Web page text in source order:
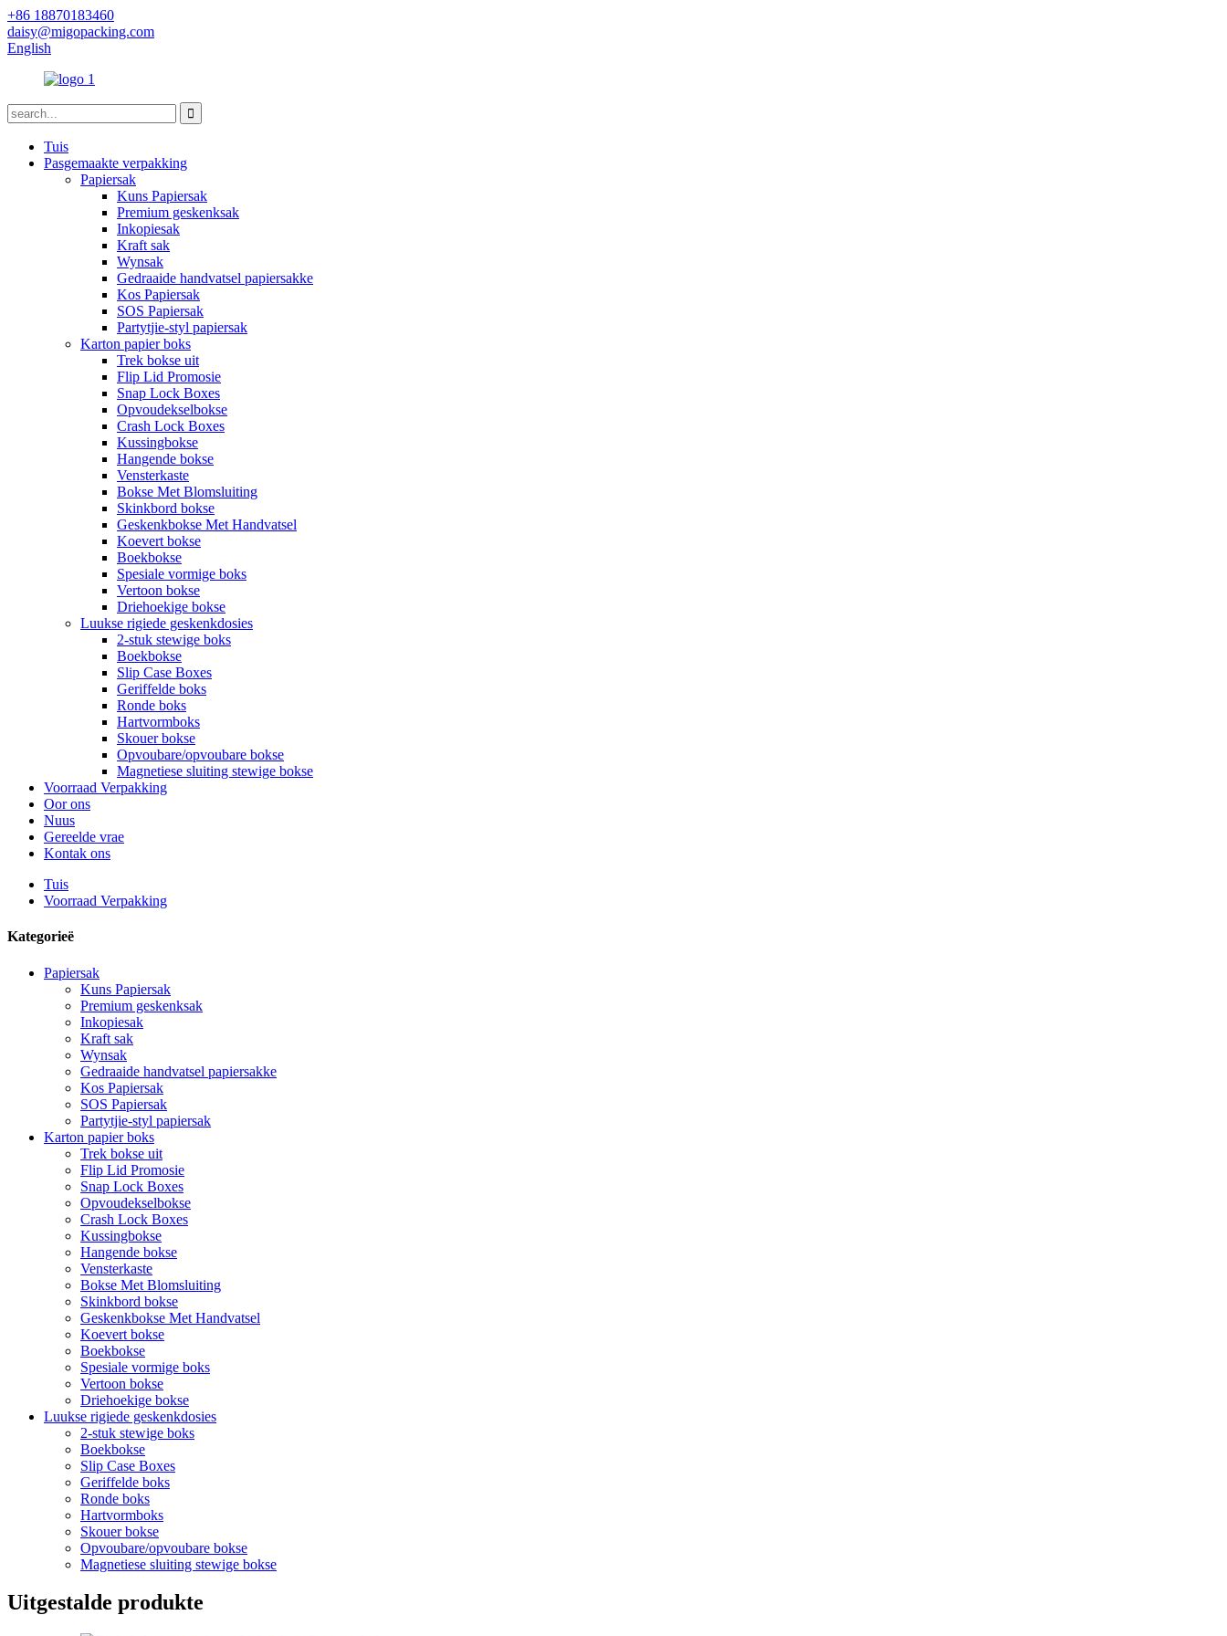
+86 18870183460
daisy@migopacking.com
English
Tuis
Pasgemaakte verpakking
Papiersak
Kuns Papiersak
Premium geskenksak
Inkopiesak
Kraft sak
Wynsak
Gedraaide handvatsel papiersakke
Kos Papiersak
SOS Papiersak
Partytjie-styl papiersak
Karton papier boks
Trek bokse uit
Flip Lid Promosie
Snap Lock Boxes
Opvoudekselbokse
Crash Lock Boxes
Kussingbokse
Hangende bokse
Vensterkaste
Bokse Met Blomsluiting
Skinkbord bokse
Geskenkbokse Met Handvatsel
Koevert bokse
Boekbokse
Spesiale vormige boks
Vertoon bokse
Driehoekige bokse
Luukse rigiede geskenkdosies
2-stuk stewige boks
Boekbokse
Slip Case Boxes
Geriffelde boks
Ronde boks
Hartvormboks
Skouer bokse
Opvoubare/opvoubare bokse
Magnetiese sluiting stewige bokse
Voorraad Verpakking
Oor ons
Nuus
Gereelde vrae
Kontak ons
Tuis
Voorraad Verpakking
Kategorieë
Papiersak
Kuns Papiersak
Premium geskenksak
Inkopiesak
Kraft sak
Wynsak
Gedraaide handvatsel papiersakke
Kos Papiersak
SOS Papiersak
Partytjie-styl papiersak
Karton papier boks
Trek bokse uit
Flip Lid Promosie
Snap Lock Boxes
Opvoudekselbokse
Crash Lock Boxes
Kussingbokse
Hangende bokse
Vensterkaste
Bokse Met Blomsluiting
Skinkbord bokse
Geskenkbokse Met Handvatsel
Koevert bokse
Boekbokse
Spesiale vormige boks
Vertoon bokse
Driehoekige bokse
Luukse rigiede geskenkdosies
2-stuk stewige boks
Boekbokse
Slip Case Boxes
Geriffelde boks
Ronde boks
Hartvormboks
Skouer bokse
Opvoubare/opvoubare bokse
Magnetiese sluiting stewige bokse
Uitgestalde produkte